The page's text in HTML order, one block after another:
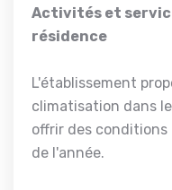
Activités et
résidence
L'établissement
climatisation dans
offrir des conditions
de l'année.